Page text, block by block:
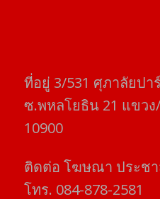
ที่อยู่​ 3/531​ ศุภาลัยปา
ซ.พหลโยธิน​ 21​ แขวง
10900
ติดต่อ​ โฆษณา​ ประช
โทร​. 084-878-2581